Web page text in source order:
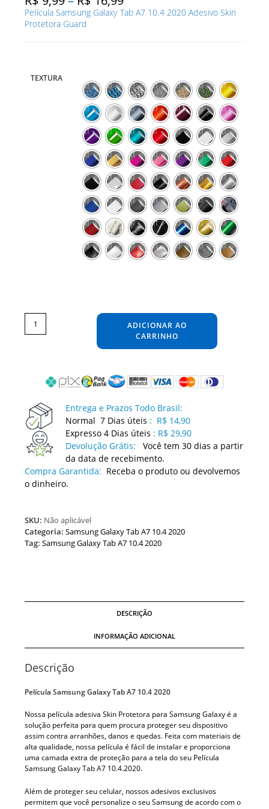
de
preço:
Película Samsung Galaxy Tab A7 10.4 2020 Adesivo Skin
Protetora Guard
TEXTURA
Película
Samsung
Galaxy
Tab
A7
10.4
ADICIONAR AO
CARRINHO
Entrega e Prazos Todo Brasil:
Normal 7 Dias úteis : R$ 14,90
Expresso 4 Dias úteis : R$ 29,90
Devolução Grátis:
Você tem 30 dias a partir
da data de recebimento.
Compra Garantida: Receba o produto ou devolvemos
o dinheiro.
SKU: Não aplicável
Categoria:Samsung Galaxy Tab A7 10.4 2020
Tag:Samsung Galaxy Tab A7 10.4 2020
DESCRIÇÃO
INFORMAÇÃO ADICIONAL
Descrição
Película Samsung Galaxy Tab A7 10.4 2020
Nossa película adesiva Skin Protetora para Samsung Galaxy é a
solução perfeita para quem procura proteger seu dispositivo
assim contra arranhões, danos e quedas. Feita com materiais de
alta qualidade, nossa película é fácil de instalar e proporciona
uma camada extra de proteção para a tela do seu Película
Samsung Galaxy Tab A7 10.4.2020.
Além de proteger seu celular, nossos adesivos exclusivos
permitem que você personalize o seu Samsung de acordo com o